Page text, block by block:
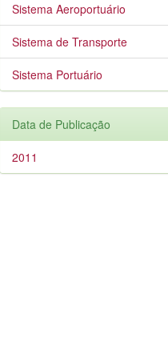
Sistema Aeroportuário
Sistema de Transporte
Sistema Portuário
Data de Publicação
2011